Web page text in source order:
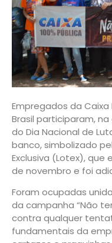
Empregados da
Brasil participaram,
do Dia Nacional de
banco, simbolizado
Exclusiva (Lotex),
de novembro e foi
Foram ocupadas
da campanha “Não
contra qualquer
fundamentais da